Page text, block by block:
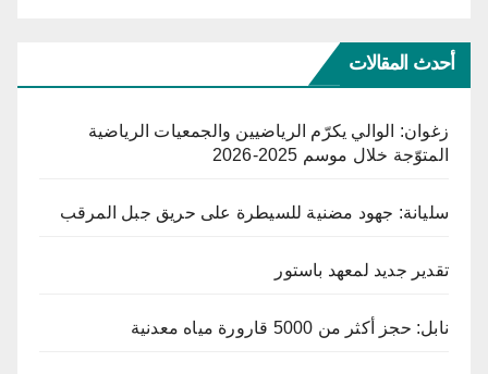
أحدث المقالات
زغوان: الوالي يكرّم الرياضيين والجمعيات الرياضية
المتوّجة خلال موسم 2025-2026
سليانة: جهود مضنية للسيطرة على حريق جبل المرقب
تقدير جديد لمعهد باستور
نابل: حجز أكثر من 5000 قارورة مياه معدنية